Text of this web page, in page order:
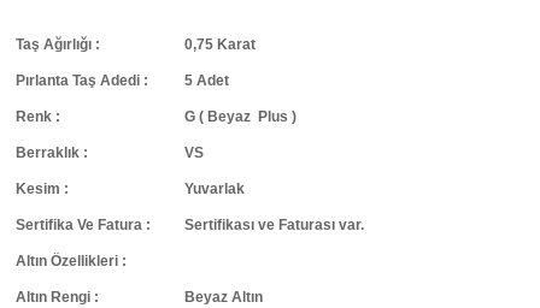
Taş Ağırlığı : 0,75 Karat
Pırlanta Taş Adedi : 5 Adet
Renk : G ( Beyaz Plus )
Berraklık : VS
Kesim : Yuvarlak
Sertifika Ve Fatura : Sertifikası ve Faturası var.
Altın Özellikleri :
Altın Rengi : Beyaz Altın